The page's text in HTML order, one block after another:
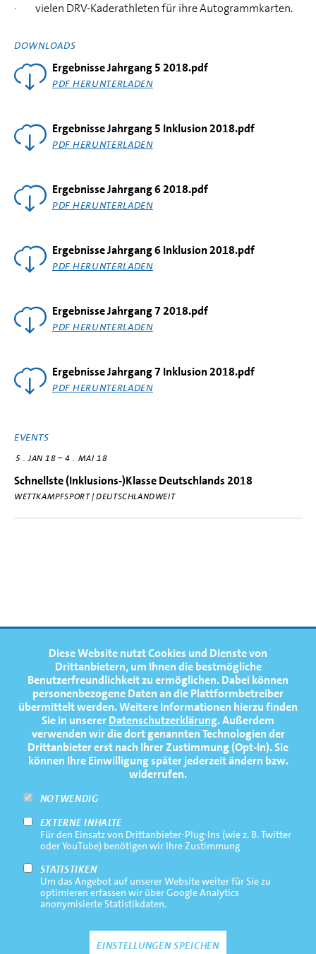
Diese Website nutzt Cookies und Dienste von
Drittanbietern, um Ihnen die bestmögliche
Benutzerfreundlichkeit zu ermöglichen.Dabei können
personenbezogene Daten an die Plattformbetreiber
übermittelt werden. Weitere Informationen hierzu finden
Sie in unsererDatenschutzerklärung. Außerdem
verwenden wir die dort genannten Technologien der
Drittanbieter erst nach Ihrer Zustimmung (Opt-In). Sie
können Ihre Einwilligung später jederzeit ändern bzw.
widerrufen.
NOTWENDIG
EXTERNE INHALTE
Für den Einsatz von Drittanbieter-Plug-Ins (wie z. B. Twitter
oder YouTube) benötigen wir Ihre Zustimmung
STATISTIKEN
Um das Angebot auf unserer Website weiter für Sie zu
optimieren erfassen wir über Google Analytics
anonymisierte Statistikdaten.
EINSTELLUNGEN SPEICHEN
· vielen DRV-Kaderathleten für ihre Autogrammkarten.
DOWNLOADS
Ergebnisse Jahrgang 5 2018.pdf
PDF HERUNTERLADEN
Ergebnisse Jahrgang 5 Inklusion 2018.pdf
PDF HERUNTERLADEN
Ergebnisse Jahrgang 6 2018.pdf
PDF HERUNTERLADEN
Ergebnisse Jahrgang 6 Inklusion 2018.pdf
PDF HERUNTERLADEN
Ergebnisse Jahrgang 7 2018.pdf
PDF HERUNTERLADEN
Ergebnisse Jahrgang 7 Inklusion 2018.pdf
PDF HERUNTERLADEN
EVENTS
5 JAN 18 –4 MAI 18
Schnellste (Inklusions-)Klasse Deutschlands 2018
WETTKAMPFSPORT | DEUTSCHLANDWEIT
FOOTERNAVIGATION
NEWS
TERMINE
MEDIATHEK
PRESSE
FAQ
NEWSLETTER
Footernavigation
Bottom
Impressum
Datenschutz